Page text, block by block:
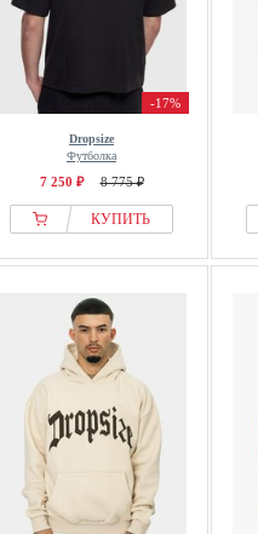
-17%
Dropsize
Футболка
7 250 ₽ 8 775 ₽
КУПИТЬ